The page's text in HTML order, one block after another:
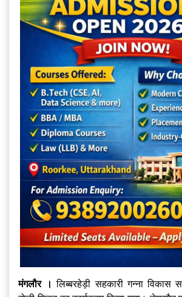
मंगलौर । लिब्बरहेड़ी सहकारी गन्ना विकास